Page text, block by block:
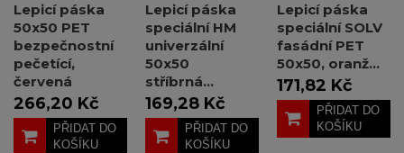
Lepicí páska
50x50 PET
bezpečnostní
pečetící,
červená
266,20 Kč
PŘIDAT DO
KOŠÍKU
Lepicí páska
speciální HM
univerzální
50x50
stříbrná...
169,28 Kč
PŘIDAT DO
KOŠÍKU
Lepicí páska
speciální SOLV
fasádní PET
50x50, oranž...
171,82 Kč
PŘIDAT DO
KOŠÍKU